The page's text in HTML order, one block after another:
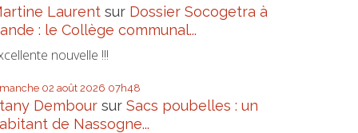
Laurent sur Dossier Socogetra à
: le Collège communal...
nouvelle !!!
02 août 2026 07h48
Dembour surSacs poubelles : un
de Nassogne...